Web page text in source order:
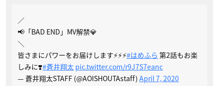
／
📢「BAD END」MV解禁💎
＼
皆さまにパワーをお届けします⚡️⚡️⚡️#はめふら 第2話もお楽
しみに❣️#蒼井翔太 pic.twitter.com/r9J7S7eanc
— 蒼井翔太STAFF (@AOISHOUTAstaff) April 7, 2020